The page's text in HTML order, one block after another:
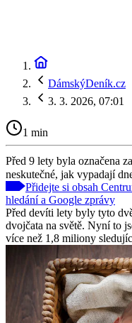
DámskýDeník.cz
3. 3. 2026, 07:01
1 min
Před 9 lety byla označena
neskutečné, jak vypadají
Přidejte si obsah
hledání a Google zprávy
Před devíti lety byly tyto
dvojčata na světě. Nyní to
více než 1,8 miliony